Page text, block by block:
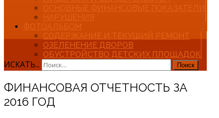
СОДЕРЖАНИЕ И ТЕКУЩИЙ РЕМОНТ
ОЗЕЛЕНЕНИЕ ДВОРОВ
ОБУСТРОЙСТВО ДЕТСКИХ ПЛОЩАДОК
ИСКАТЬ... Поиск
ФИНАНСОВАЯ ОТЧЕТНОСТЬ ЗА
2016 ГОД